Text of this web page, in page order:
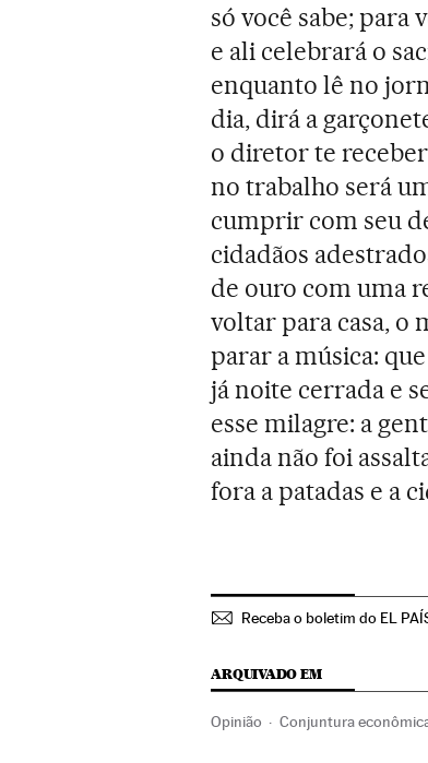
só você sabe; para
e ali celebrará o
enquanto lê no
dia, dirá a
o diretor te
no trabalho será
cumprir com seu
cidadãos
de ouro com uma
voltar para casa, o
parar a música:
já noite cerrada e
esse milagre: a
ainda não foi
fora a patadas e a
Receba o boletim do EL
ARQUIVADO EM
Opinião Conjuntura